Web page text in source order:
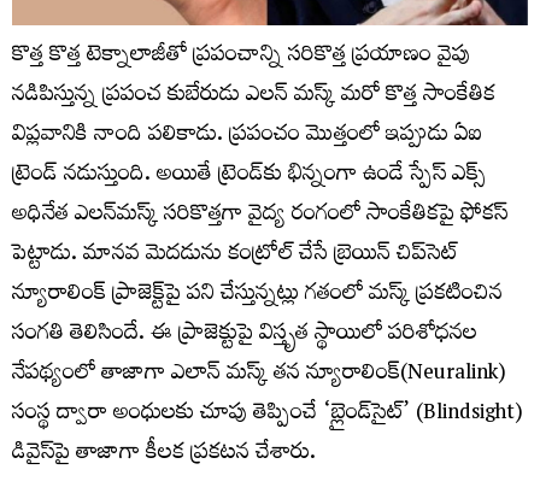
కొత్త కొత్త టెక్నాలాజీతో ప్రపంచాన్ని సరికొత్త ప్రయాణం వైపు
నడిపిస్తున్న ప్రపంచ కుబేరుడు ఎలన్ మస్క్ మరో కొత్త సాంకేతిక
విప్లవానికి నాంది పలికాడు. ప్రపంచం మొత్తంలో ఇప్పుడు ఏఐ
ట్రెండ్ నడుస్తుంది. అయితే ట్రెండ్‌కు భిన్నంగా ఉండే స్పేస్ ఎక్స్
అధినేత ఎలన్‌మస్క్ సరికొత్తగా వైద్య రంగంలో సాంకేతికపై ఫోకస్
పెట్టాడు. మానవ మెదడును కంట్రోల్ చేసే బ్రెయిన్ చిప్‌సెట్‌
న్యూరాలింక్ ప్రాజెక్ట్‌పై పని చేస్తున్నట్లు గతంలో మస్క్ ప్రకటించిన
సంగతి తెలిసిందే. ఈ ప్రాజెక్టుపై విస్తృత స్థాయిలో పరిశోధనల
నేపథ్యంలో తాజాగా ఎలాన్ మస్క్ తన న్యూరాలింక్(Neuralink)
సంస్థ ద్వారా అంధులకు చూపు తెప్పించే ‘బ్లైండ్‌సైట్’ (Blindsight)
డివైస్‌పై తాజాగా కీలక ప్రకటన చేశారు.